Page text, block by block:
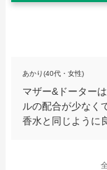
あかり(40代・女性)
マザー&ドーター
ルの配合が少なく
香水と同じように